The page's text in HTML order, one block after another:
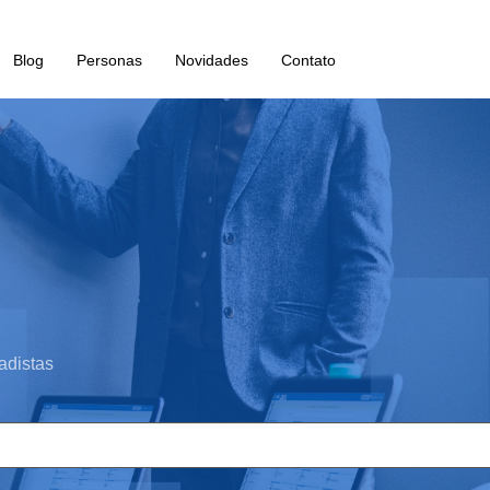
Blog Personas Novidades Contato